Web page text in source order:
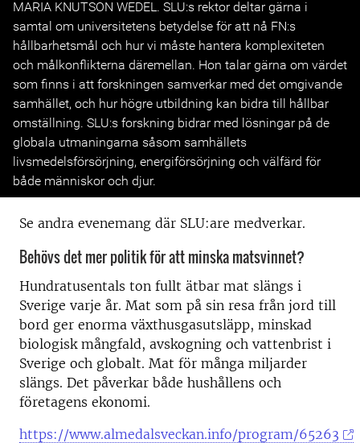
MARIA KNUTSON WEDEL. SLU:s rektor deltar gärna i
samtal om universitetens betydelse för att nå FN:s
hållbarhetsmål och hur vi måste hantera komplexiteten
och målkonflikterna däremellan. Hon talar gärna om värdet
som finns i att forskningen samverkar med det omgivande
samhället, och hur högre utbildning kan bidra till hållbar
omställning. SLU:s forskning bidrar med lösningar på de
globala utmaningarna såsom samhällets
livsmedelsförsörjning, energiförsörjning och välfärd för
både människor och djur.
Se andra evenemang där SLU:are medverkar.
Behövs det mer politik för att minska matsvinnet?
Hundratusentals ton fullt ätbar mat slängs i
Sverige varje år. Mat som på sin resa från jord till
bord ger enorma växthusgasutsläpp, minskad
biologisk mångfald, avskogning och vattenbrist i
Sverige och globalt. Mat för många miljarder
slängs. Det påverkar både hushållens och
företagens ekonomi.
https://www.almedalsveckan.info/program/65263